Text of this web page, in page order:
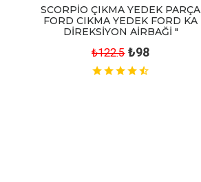
SCORPİO ÇIKMA YEDEK PARÇA
FORD CIKMA YEDEK FORD KA
DİREKSİYON AİRBAĞİ "
₺122.5 ₺98